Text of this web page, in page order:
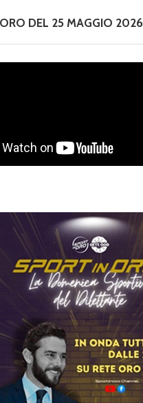
DEL 25 MAGGIO 2026